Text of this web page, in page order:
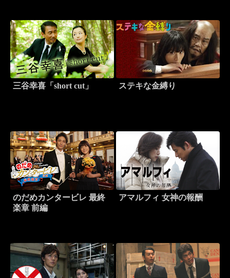
三谷幸喜「short cut」 ステキな金縛り
のだめカンタービレ 最終
楽章 前編
アマルフィ 女神の報酬